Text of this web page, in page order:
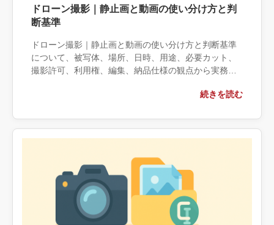
ドローン撮影｜静止画と動画の使い分け方と判
断基準
ドローン撮影｜静止画と動画の使い分け方と判断基準
について、被写体、場所、日時、用途、必要カット、
撮影許可、利用権、編集、納品仕様の観点から実務上
部へ相談する条件、相談前に用意する情報、依頼後に
続きを読む